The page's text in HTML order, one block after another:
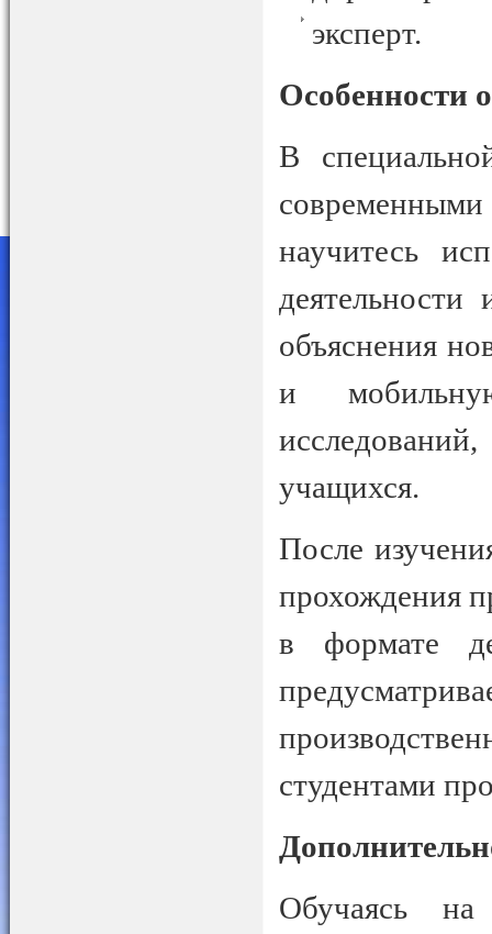
эксперт.
Особенности
В
научитесь
объяснения
и
учащихся.
После
прохождения
в формате
студентами
Обучаясь